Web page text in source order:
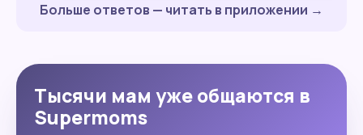
Больше ответов — читать в приложении →
Тысячи мам уже общаются в
Supermoms